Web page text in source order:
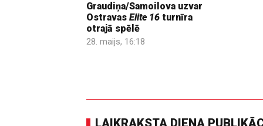
Graudiņa/Samoilova uzvar
Ostravas Elite 16 turnīra
otrajā spēlē
28. maijs, 16:18